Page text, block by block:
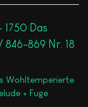
1750 Das
869 Nr. 18